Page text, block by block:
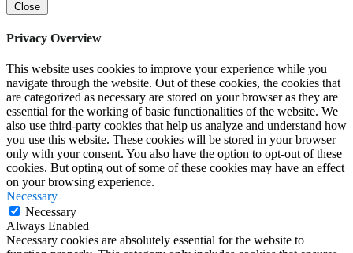
Close
Privacy Overview
This website uses cookies to improve your experience while you
navigate through the website. Out of these cookies, the cookies that
are categorized as necessary are stored on your browser as they are
essential for the working of basic functionalities of the website. We
also use third-party cookies that help us analyze and understand how
you use this website. These cookies will be stored in your browser
only with your consent. You also have the option to opt-out of these
cookies. But opting out of some of these cookies may have an effect
on your browsing experience.
Necessary
Necessary
Always Enabled
Necessary cookies are absolutely essential for the website to